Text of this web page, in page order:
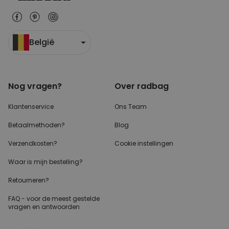
België
Nog vragen?
Klantenservice
Betaalmethoden?
Verzendkosten?
Waar is mijn bestelling?
Retourneren?
FAQ - voor de meest gestelde
vragen en antwoorden
Over radbag
Ons Team
Blog
Cookie instellingen